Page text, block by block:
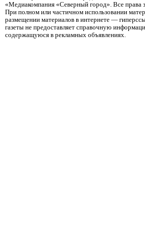
«Медиакомпания «Северный город». Все
При полном или частичном использовании
размещении материалов в интернете —
газеты не предоставляет справочную
содержащуюся в рекламных объявлениях.